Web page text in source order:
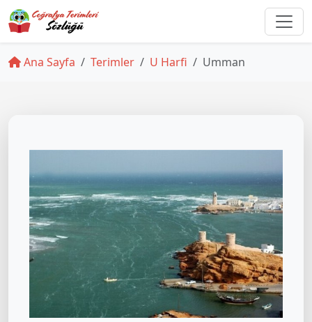
Ana Sayfa Terimler U Harfi Umman